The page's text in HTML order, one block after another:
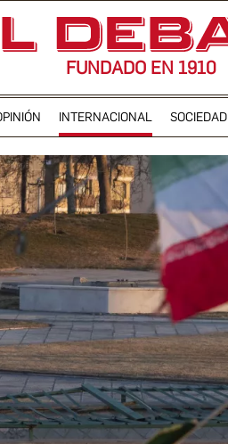
FUNDADO EN 1910
INTERNACIONAL SOCIEDAD